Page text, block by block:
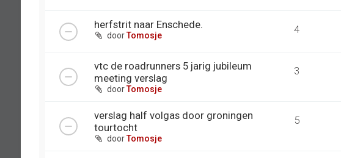
herfstrit naar Enschede.
doorTomosje 4
vtc de roadrunners 5 jarig jubileum
meeting verslag
doorTomosje
3
verslag half volgas door groningen
tourtocht
doorTomosje
5